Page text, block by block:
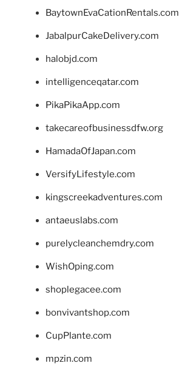
BaytownEvaCationRentals.com
JabalpurCakeDelivery.com
halobjd.com
intelligenceqatar.com
PikaPikaApp.com
takecareofbusinessdfw.org
HamadaOfJapan.com
VersifyLifestyle.com
kingscreekadventures.com
antaeuslabs.com
purelycleanchemdry.com
WishOping.com
shoplegacee.com
bonvivantshop.com
CupPlante.com
mpzin.com